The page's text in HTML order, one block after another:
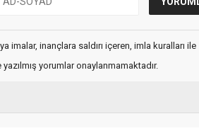
imalar, inançlara saldırı içeren, imla kuralları ile
yorumlar onaylanmamaktadır.